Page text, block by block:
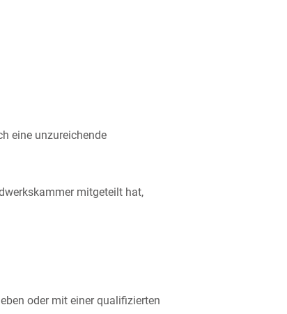
eine unzureichende
mitgeteilt hat,
oder mit einer qualifizierten